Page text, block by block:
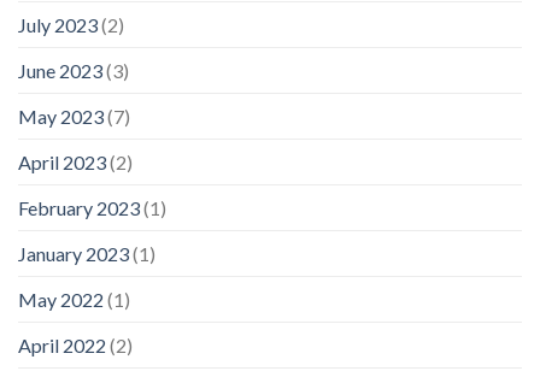
July 2023(2)
June 2023(3)
May 2023(7)
April 2023(2)
February 2023(1)
January 2023(1)
May 2022 (1)
April 2022 (2)